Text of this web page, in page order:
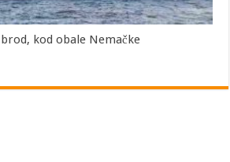
kod obale Nemačke